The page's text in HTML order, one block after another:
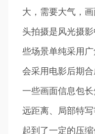
大，需要大气，
头拍摄是风光摄
些场景单纯采用
会采用电影后期
一些画面信息包
远距离、局部特
起到了一定的压